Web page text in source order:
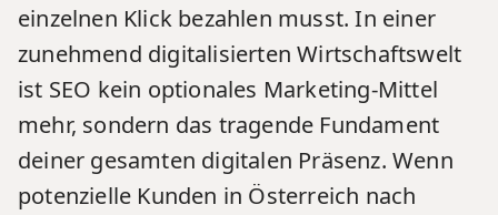
einzelnen Klick bezahlen musst. In einer
zunehmend digitalisierten Wirtschaftswelt
ist SEO kein optionales Marketing-Mittel
mehr, sondern das tragende Fundament
deiner gesamten digitalen Präsenz. Wenn
potenzielle Kunden in Österreich nach